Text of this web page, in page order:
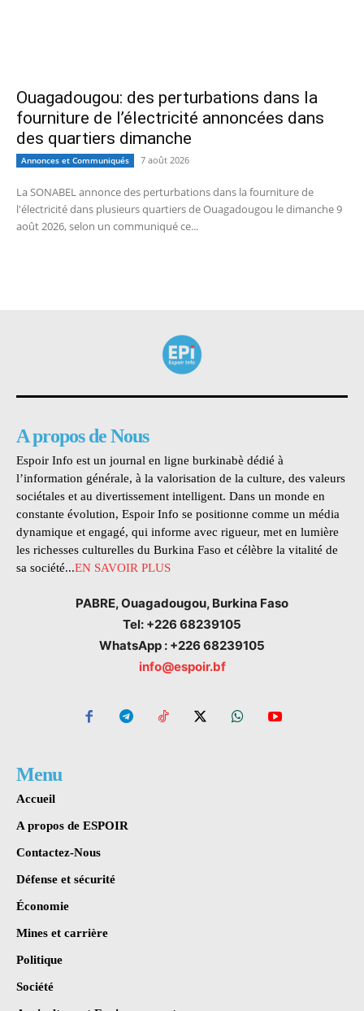
Ouagadougou: des perturbations dans la
fourniture de l’électricité annoncées dans
des quartiers dimanche
Annonces et Communiqués 7 août 2026
La SONABEL annonce des perturbations dans la fourniture de
l'électricité dans plusieurs quartiers de Ouagadougou le dimanche 9
août 2026, selon un communiqué ce...
A propos de Nous
Espoir Info est un journal en ligne burkinabè dédié à
l’information générale, à la valorisation de la culture, des valeurs
sociétales et au divertissement intelligent. Dans un monde en
constante évolution, Espoir Info se positionne comme un média
dynamique et engagé, qui informe avec rigueur, met en lumière
les richesses culturelles du Burkina Faso et célèbre la vitalité de
sa société...EN SAVOIR PLUS
PABRE, Ouagadougou, Burkina Faso
Tel: +226 68239105
WhatsApp : +226 68239105
info@espoir.bf
Menu
Accueil
A propos de ESPOIR
Contactez-Nous
Défense et sécurité
Économie
Mines et carrière
Politique
Société